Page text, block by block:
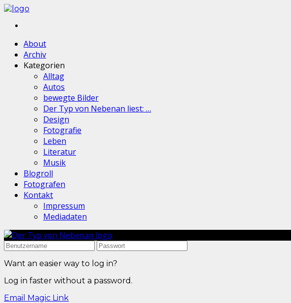
About
Archiv
Kategorien
Alltag
Autos
bewegte Bilder
Der Typ von Nebenan liest: …
Design
Fotografie
Leben
Literatur
Musik
Blogroll
Fotografen
Kontakt
Impressum
Mediadaten
Want an easier way to log in?
Log in faster without a password.
Email Magic Link